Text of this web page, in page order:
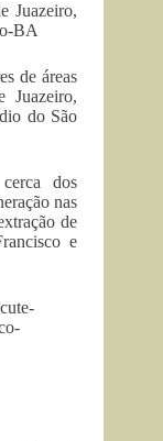
Juazeiro,
BA
de áreas
Juazeiro,
do São
dos
nas
de
e